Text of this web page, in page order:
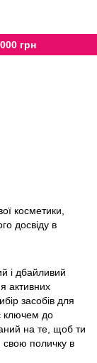
грн
косметики,
досвіду в
і дбайливий
активних
засобів для
ключем до
на те, щоб ти
свою поличку в